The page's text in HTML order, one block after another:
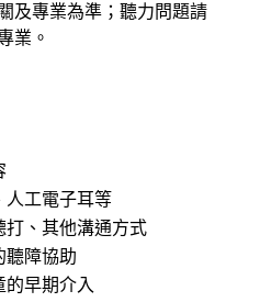
及專業為準；聽力問題請
業。
人工電子耳等
打、其他溝通方式
聽障協助
的早期介入